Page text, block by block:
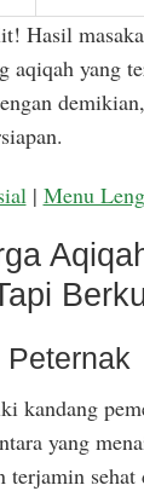
Hasil
aqiqah yang
| Menu
Peternak
kandang
yang
sehat